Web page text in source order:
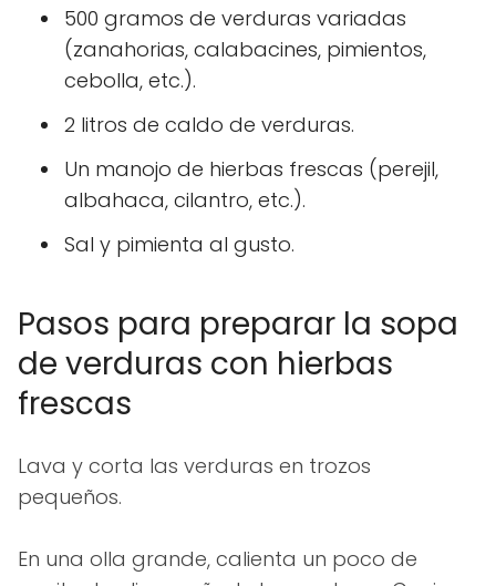
500 gramos de verduras variadas
(zanahorias, calabacines, pimientos,
cebolla, etc.).
2 litros de caldo de verduras.
Un manojo de hierbas frescas (perejil,
albahaca, cilantro, etc.).
Sal y pimienta al gusto.
Pasos para preparar la sopa
de verduras con hierbas
frescas
Lava y corta las verduras en trozos
pequeños.
En una olla grande, calienta un poco de